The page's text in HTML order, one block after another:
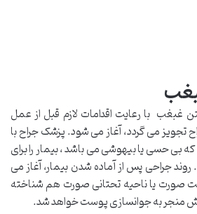
غبغب با رعایت اقدامات لازم قبل از عمل
می گردد، آغاز می شود. پزشک جراح با
بی حسی یا بیهوشی می باشد ، بیمار را برای
جراحی پس از آماده شدن بیمار، آغاز می
صورت یا ناحیه تحتانی صورت هم شناخته
منجر به جوانسازی پوست خواهد شد.